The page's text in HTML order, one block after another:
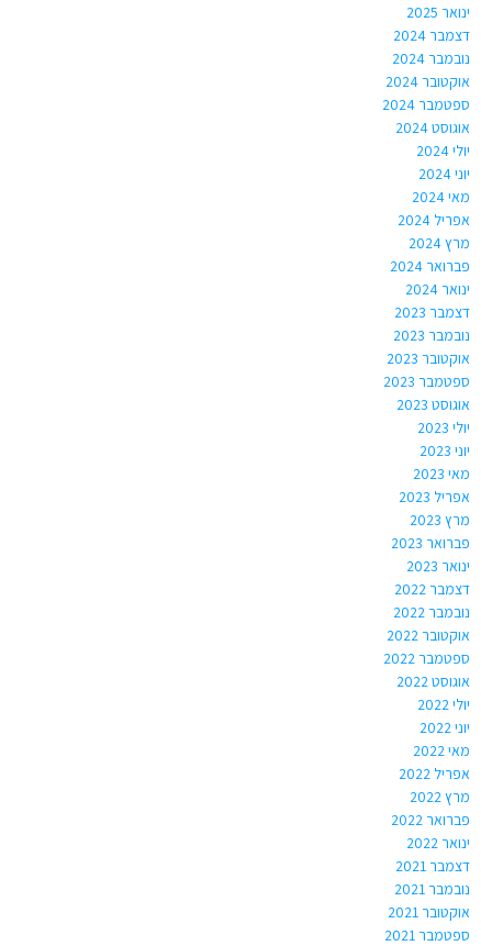
ינואר 2025
דצמבר 2024
נובמבר 2024
אוקטובר 2024
ספטמבר 2024
אוגוסט 2024
יולי 2024
יוני 2024
מאי 2024
אפריל 2024
מרץ 2024
פברואר 2024
ינואר 2024
דצמבר 2023
נובמבר 2023
אוקטובר 2023
ספטמבר 2023
אוגוסט 2023
יולי 2023
יוני 2023
מאי 2023
אפריל 2023
מרץ 2023
פברואר 2023
ינואר 2023
דצמבר 2022
נובמבר 2022
אוקטובר 2022
ספטמבר 2022
אוגוסט 2022
יולי 2022
יוני 2022
מאי 2022
אפריל 2022
מרץ 2022
פברואר 2022
ינואר 2022
דצמבר 2021
נובמבר 2021
אוקטובר 2021
ספטמבר 2021